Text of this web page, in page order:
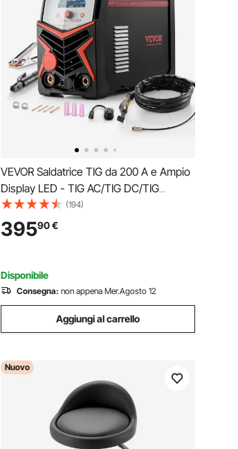
VEVOR Saldatrice TIG da 200 A e Ampio
Display LED - TIG AC/TIG DC/TIG
Pulsato AC/TIG Pulsato DC/TIG a
Punti/MMA (Stick), Saldatrice a Doppia
Tensione 110/220 V con Controllo
(194)
39590€
Disponibile
Consegna: non appena Mer.Agosto 12
Aggiungi al carrello
Nuovo